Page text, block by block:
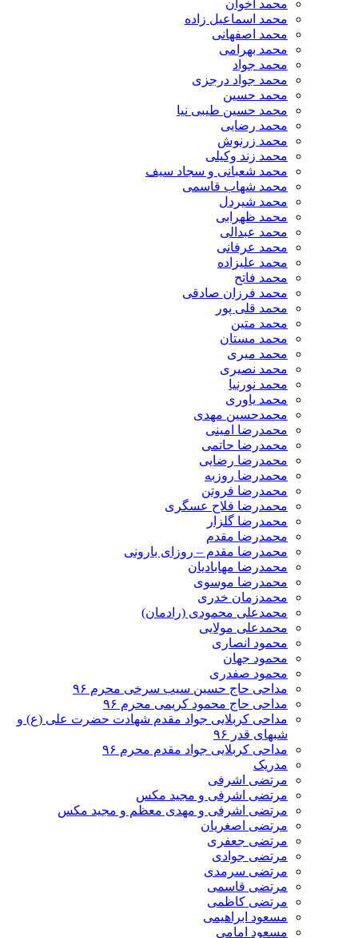
محمد اخوان
محمد اسماعیل زاده
محمد اصفهانی
محمد بهرامی
محمد جواد
محمد جواد درجزی
محمد حسین
محمد حسین طیبی نیا
محمد رضایی
محمد زرنوش
محمد زند وکیلی
محمد شعبانی و سجاد سیف
محمد شهاب قاسمی
​محمد شیردل
محمد ظهرابی
محمد عبدالی
محمد عرفانی
محمد علیزاده
محمد فاتح
محمد فرزان صادقی
محمد قلی پور
محمد متین
محمد مستان
محمد میری
محمد نصیری
محمد نورنیا
محمد یاوری
محمدحسین مهدی
محمدرضا امینی
محمدرضا حاتمی
محمدرضا رضایی
محمدرضا روزبه
محمدرضا فروتن
محمدرضا فلاح عسگری
محمدرضا گلزار
محمدرضا مقدم
محمدرضا مقدم – روزای بارونی
محمدرضا مهابادیان
محمدرضا موسوی
محمدزمان خدری
محمدعلی محمودی (رادمان)
محمدعلی مولایی
محمود انصاری
محمود جهان
محمود صفدری
مداحی حاج حسین سیب سرخی محرم ۹۶
مداحی حاج محمود کریمی محرم ۹۶
مداحی کربلایی جواد مقدم شهادت حضرت علی (ع) و
شبهای قدر ۹۶
مداحی کربلایی جواد مقدم محرم ۹۶
مدریک
مرتضی اشرفی
مرتضی اشرفی و مجید مکس
مرتضی اشرفی و مهدی معظم و مجید مکس
مرتضی اصغریان
مرتضی جعفری
مرتضی جوادی
مرتضی سرمدی
مرتضی قاسمی
مرتضی کاظمی
مسعود ابراهیمی
مسعود امامی